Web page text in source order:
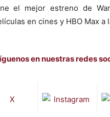
el mejor estreno de
en cines y HBO Max
en nuestras redes